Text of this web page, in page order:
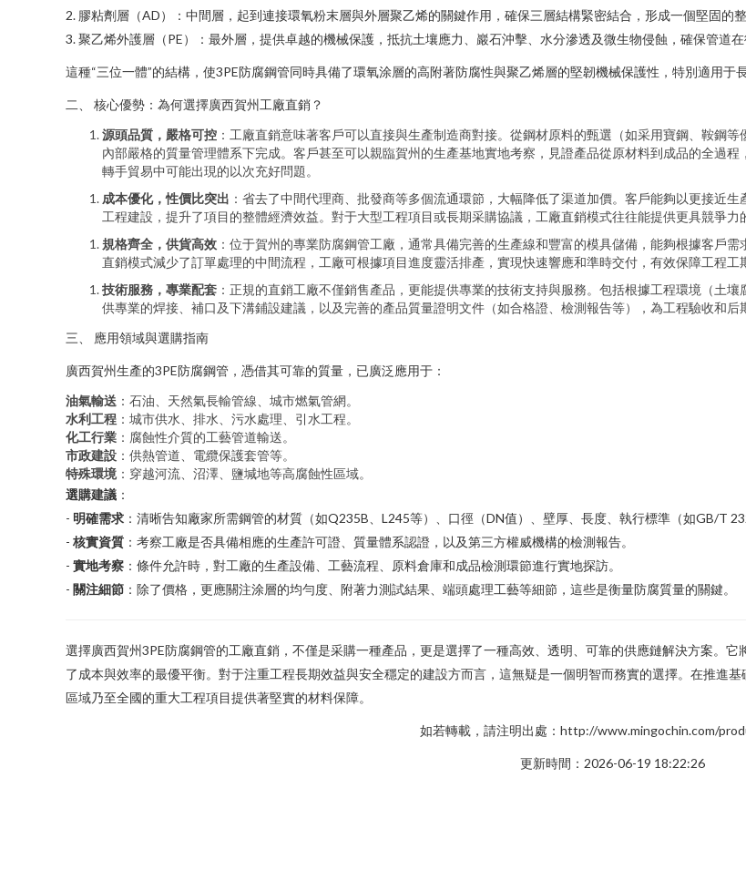
2. 膠粘劑層（AD）：中間層，起到連接環氧粉末層與外層聚乙烯的關鍵作用，確保三層結構緊密結合，形成一個堅固的整
3. 聚乙烯外護層（PE）：最外層，提供卓越的機械保護，抵抗土壤應力、巖石沖擊、水分滲透及微生物侵蝕，確保管道在
這種“三位一體”的結構，使3PE防腐鋼管同時具備了環氧涂層的高附著防腐性與聚乙烯層的堅韌機械保護性，特別適用于
二、 核心優勢：為何選擇廣西賀州工廠直銷？
源頭品質，嚴格可控 ：工廠直銷意味著客戶可以直接與生產制造商對接。從鋼材原料的甄選（如采用寶鋼、鞍鋼
內部嚴格的質量管理體系下完成。客戶甚至可以親臨賀州的生產基地實地考察，見證產品從原材料到成品的全過
轉手貿易中可能出現的以次充好問題。
成本優化，性價比突出 ：省去了中間代理商、批發商等多個流通環節，大幅降低了渠道加價。客戶能夠以更接近
工程建設，提升了項目的整體經濟效益。對于大型工程項目或長期采購協議，工廠直銷模式往往能提供更具競爭力
規格齊全，供貨高效 ：位于賀州的專業防腐鋼管工廠，通常具備完善的生產線和豐富的模具儲備，能夠根據客戶
直銷模式減少了訂單處理的中間流程，工廠可根據項目進度靈活排產，實現快速響應和準時交付，有效保障工程工
技術服務，專業配套 ：正規的直銷工廠不僅銷售產品，更能提供專業的技術支持與服務。包括根據工程環境（土
供專業的焊接、補口及下溝鋪設建議，以及完善的產品質量證明文件（如合格證、檢測報告等），為工程驗收和后
三、 應用領域與選購指南
廣西賀州生產的3PE防腐鋼管，憑借其可靠的質量，已廣泛應用于：
油氣輸送 ：石油、天然氣長輸管線、城市燃氣管網。
水利工程 ：城市供水、排水、污水處理、引水工程。
化工行業 ：腐蝕性介質的工藝管道輸送。
市政建設 ：供熱管道、電纜保護套管等。
特殊環境 ：穿越河流、沼澤、鹽堿地等高腐蝕性區域。
選購建議 ：
- 明確需求 ：清晰告知廠家所需鋼管的材質（如Q235B、L245等）、口徑（DN值）、壁厚、長度、執行標準（如GB/T
- 核實資質 ：考察工廠是否具備相應的生產許可證、質量體系認證，以及第三方權威機構的檢測報告。
- 實地考察 ：條件允許時，對工廠的生產設備、工藝流程、原料倉庫和成品檢測環節進行實地探訪。
- 關注細節 ：除了價格，更應關注涂層的均勻度、附著力測試結果、端頭處理工藝等細節，這些是衡量防腐質量的關鍵。
選擇廣西賀州3PE防腐鋼管的工廠直銷，不僅是采購一種產品，更是選擇了一種高效、透明、可靠的供應鏈解決方案。
了成本與效率的最優平衡。對于注重工程長期效益與安全穩定的建設方而言，這無疑是一個明智而務實的選擇。在推進
區域乃至全國的重大工程項目提供著堅實的材料保障。
如若轉載，請注明出處：http://www.mingochin.com/
更新時間：2026-06-19 18:22:26